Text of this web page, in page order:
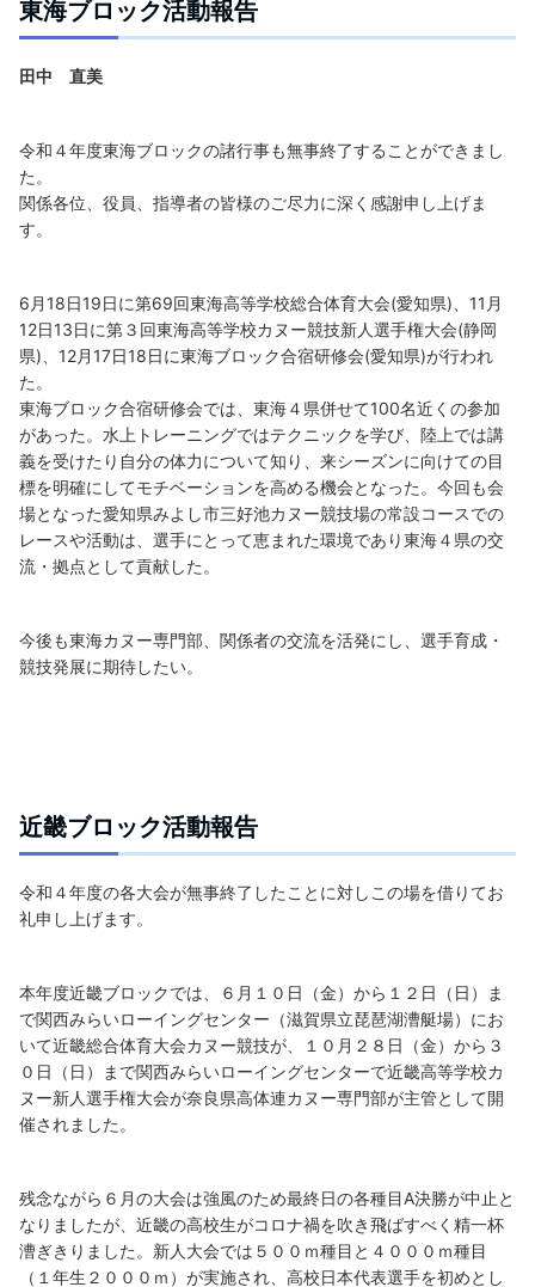
東海ブロック活動報告
田中 直美
令和４年度東海ブロックの諸行事も無事終了することができまし
た。
関係各位、役員、指導者の皆様のご尽力に深く感謝申し上げま
す。
6月18日19日に第69回東海高等学校総合体育大会(愛知県)、11月
12日13日に第３回東海高等学校カヌー競技新人選手権大会(静岡
県)、12月17日18日に東海ブロック合宿研修会(愛知県)が行われ
た。
東海ブロック合宿研修会では、東海４県併せて100名近くの参加
があった。水上トレーニングではテクニックを学び、陸上では講
義を受けたり自分の体力について知り、来シーズンに向けての目
標を明確にしてモチベーションを高める機会となった。今回も会
場となった愛知県みよし市三好池カヌー競技場の常設コースでの
レースや活動は、選手にとって恵まれた環境であり東海４県の交
流・拠点として貢献した。
今後も東海カヌー専門部、関係者の交流を活発にし、選手育成・
競技発展に期待したい。
近畿ブロック活動報告
令和４年度の各大会が無事終了したことに対しこの場を借りてお
礼申し上げます。
本年度近畿ブロックでは、６月１０日（金）から１２日（日）ま
で関西みらいローイングセンター（滋賀県立琵琶湖漕艇場）にお
いて近畿総合体育大会カヌー競技が、１０月２８日（金）から３
０日（日）まで関西みらいローイングセンターで近畿高等学校カ
ヌー新人選手権大会が奈良県高体連カヌー専門部が主管として開
催されました。
残念ながら６月の大会は強風のため最終日の各種目A決勝が中止と
なりましたが、近畿の高校生がコロナ禍を吹き飛ばすべく精一杯
漕ぎきりました。新人大会では５００ｍ種目と４０００ｍ種目
（１年生２０００ｍ）が実施され、高校日本代表選手を初めとし